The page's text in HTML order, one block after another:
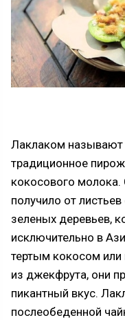
Лаклаком называют
традиционное
кокосового
получило от
зеленых деревьев,
исключительно в
тертым кокосом
из джекфрута, они
пикантный вкус.
послеобеденной